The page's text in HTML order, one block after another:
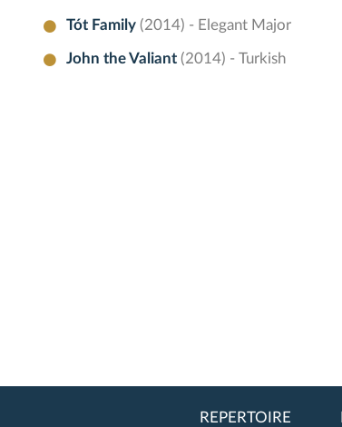
Tót Family(2014) - Elegant Major
John the Valiant(2014) - Turkish
REPERTOIRE